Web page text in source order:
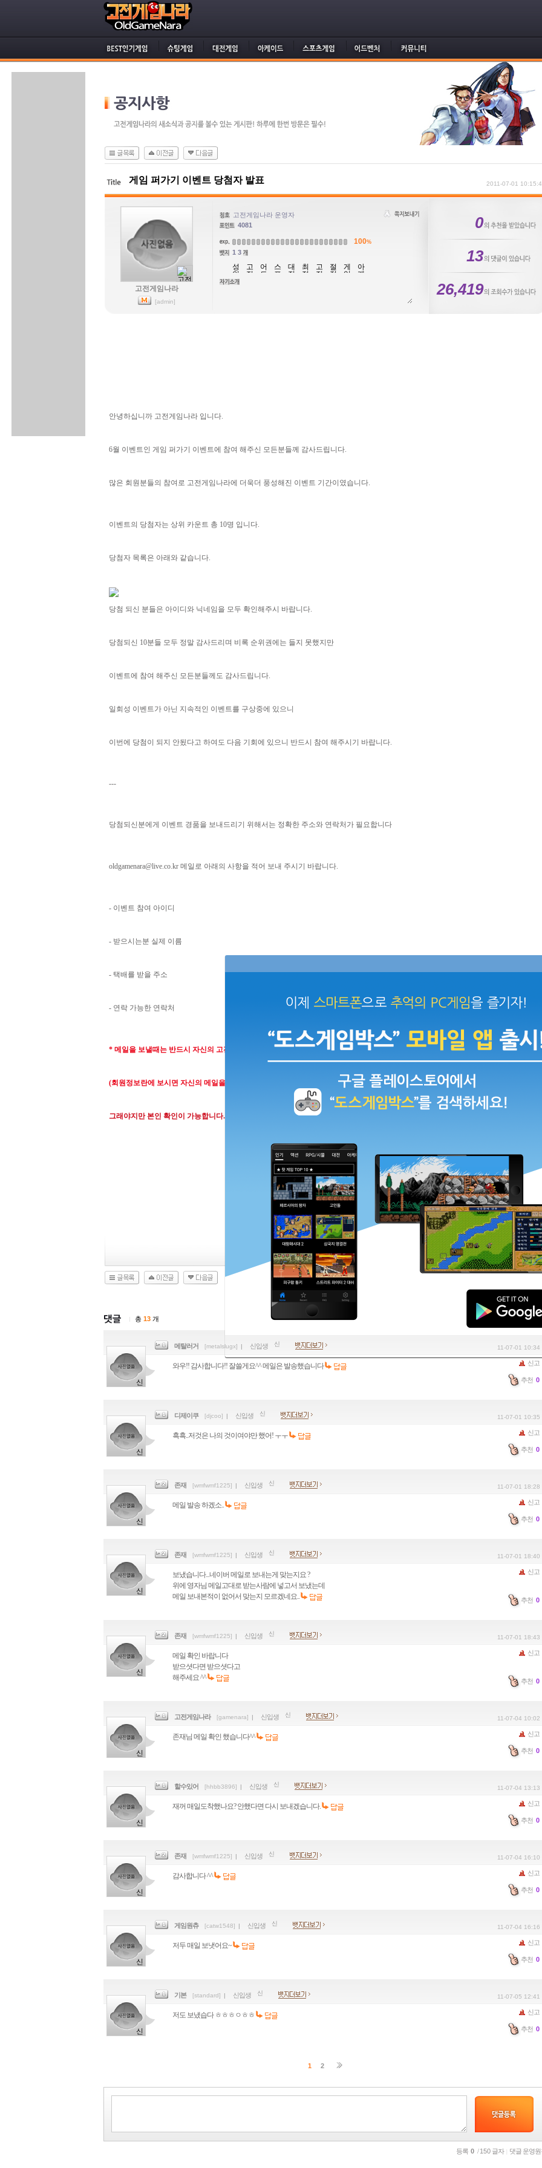
게임 퍼가기 이벤트 당첨자 발표 2011-07-01
고전게임나라
[admin]
고전게임나라 운영자
4081
100%
13
0
13
26,419
안녕하십니까 고전게임나라 입니다.
6월 이벤트인 게임 퍼가기 이벤트에 참여 해주신 모든분들께 감사드립니다.
많은 회원분들의 참여로 고전게임나라에 더욱더 풍성해진 이벤트 기간이였습니다.
이벤트의 당첨자는 상위 카운트 총 10명 입니다.
당첨자 목록은 아래와 같습니다.
당첨 되신 분들은 아이디와 닉네임을 모두 확인해주시 바랍니다.
당첨되신 10분들 모두 정말 감사드리며 비록 순위권에는 들지 못했지만
이벤트에 참여 해주신 모든분들께도 감사드립니다.
일회성 이벤트가 아닌 지속적인 이벤트를 구상중에 있으니
이번에 당첨이 되지 안됬다고 하여도 다음 기회에 있으니 반드시 참여 해주시기 바랍니다.
---
당첨되신분에게 이벤트 경품을 보내드리기 위해서는 정확한 주소와 연락처가 필요합니다
oldgamenara@live.co.kr메일로 아래의 사항을 적어 보내 주시기 바랍니다.
- 이벤트 참여 아이디
- 받으시는분 실제 이름
- 택배를 받을 주소
- 연락 가능한 연락처
* 메일을 보낼때는 반드시 자신의 고전게임나라 회원정보에 등록된 메일로 보내 시기 바랍니다.
(회원정보란에 보시면 자신의 메일을 확인할수가 있습니다.)
그래야지만 본인 확인이 가능합니다.
총 13 개
메탈러거 [metalslugx] | 신입생 11-07-01 10:34
와우!! 감사합니다!! 잘쓸게요^^ 메일은 발송했습니다 신고
추천 0
디제이쿠 [djcoo] | 신입생 11-07-01 10:35
흑흑..저것은 나의 것이여야만 했어! ㅜㅜ 신고
추천 0
존재 [wmfwmf1225] | 신입생 11-07-01 18:28
메일 발송 하겠소.. 신고
추천 0
존재 [wmfwmf1225] | 신입생 11-07-01 18:40
보냈습니다...네이버 메일로 보내는게 맞는지요 ?
위에 영자님 메일고대로 받는사람에 넣고서 보냈는데
메일 보내본적이 없어서 맞는지 모르겠네요..
신고
추천 0
존재 [wmfwmf1225] | 신입생 11-07-01 18:43
메일 확인 바랍니다
받으셧다면 받으셧다고
해주세요 ^^
신고
추천 0
고전게임나라 [gamenara] | 신입생 11-07-04 10:02
존재님 메일 확인 했습니다^^ 신고
추천 0
할수있어 [hhbb3896] | 신입생 11-07-04 13:13
재꺼 매일도착했나요? 안했다면 다시 보내겠습니다. 신고
추천 0
존재 [wmfwmf1225] | 신입생 11-07-04 16:10
감사합니다 ^^ 신고
추천 0
게임원츄 [catw1548] | 신입생 11-07-04 16:16
저두 매일 보냇어요~ 신고
추천 0
기본 [standard] | 신입생 11-07-05 12:41
저도 보냈습다 ㅎㅎㅎㅇㅎㅎ 신고
추천 0
1 2
등록 0 /150글자 댓글 운영원